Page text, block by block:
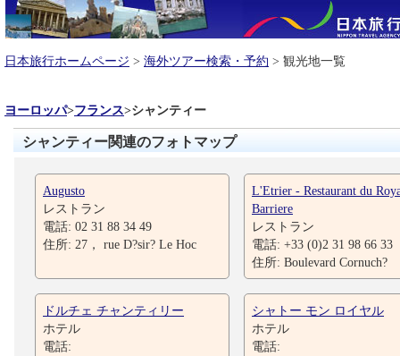
日本旅行ホームページ > 海外ツアー検索・予約 > 観光地一覧
ヨーロッパ>フランス>シャンティー
シャンティー関連のフォトマップ
Augusto
レストラン
電話: 02 31 88 34 49
住所: 27， rue D?sir? Le Hoc
L'Etrier - Restaurant du
Barriere
レストラン
電話: +33 (0)2 31 98 66 33
住所: Boulevard Cornuch?
ドルチェ チャンティリー
ホテル
電話:
シャトー モン ロイヤル
ホテル
電話: